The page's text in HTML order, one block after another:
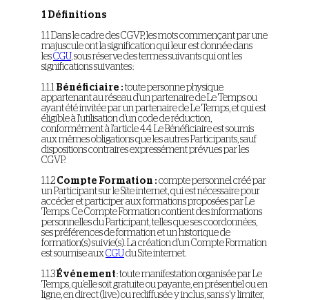
1 Définitions
1.1 Dans le cadre des CGVP, les mots commençant par une
majuscule ont la signification qui leur est donnée dans
lesCGU , sous réserve des termes suivants qui ont les
significations suivantes :
1.1.1 Bénéficiaire : toute personne physique
appartenant au réseau d'un partenaire de Le Temps ou
ayant été invitée par un partenaire de Le Temps, et qui est
éligible à l'utilisation d'un code de réduction,
conformément à l'article 4.4. Le Bénéficiaire est soumis
aux mêmes obligations que les autres Participants, sauf
dispositions contraires expressément prévues par les
CGVP.
1.1.2 Compte Formation : compte personnel créé par
un Participant sur le Site internet, qui est nécessaire pour
accéder et participer aux formations proposées par Le
Temps. Ce Compte Formation contient des informations
personnelles du Participant, telles que ses coordonnées,
ses préférences de formation et un historique de
formation(s) suivie(s). La création d'un Compte Formation
est soumise auxCGU du Site internet.
1.1.3Événement: toute manifestation organisée par Le
Temps, qu’elle soit gratuite ou payante, en présentiel ou en
ligne, en direct (live) ou rediffusée y inclus, sans s’y limiter,